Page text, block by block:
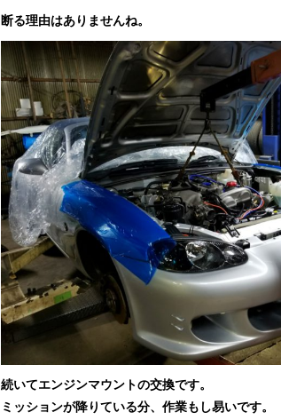
断る理由はありませんね。
続いてエンジンマウントの交換です。
ミッションが降りている分、作業もし易いです。